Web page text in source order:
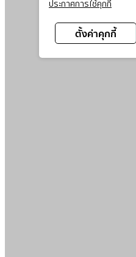
ประกาศการใช้คุกกี้
ตั้งค่าคุกกี้